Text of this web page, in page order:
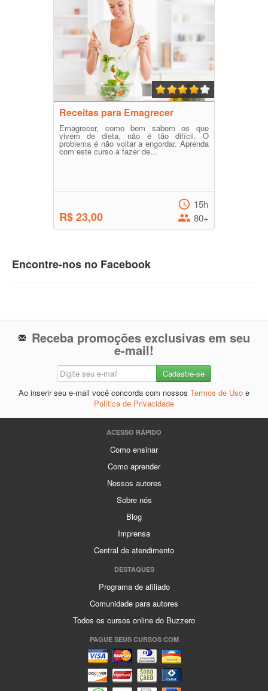
Receitas para Emagrecer
Emagrecer, como bem sabem os que
vivem de dieta, não é tão difícil. O
problema é não voltar a engordar. Aprenda
com este curso a fazer de...
R$ 23,00
15h
80+
Encontre-nos no Facebook
Receba promoções exclusivas em seu
e-mail!
Ao inserir seu e-mail você concorda com nossos Termos de Uso e
Política de Privacidade
ACESSO RÁPIDO
Como ensinar
Como aprender
Nossos autores
Sobre nós
Blog
Imprensa
Central de atendimento
DESTAQUES
Programa de afiliado
Comunidade para autores
Todos os cursos online do Buzzero
PAGUE SEUS CURSOS COM